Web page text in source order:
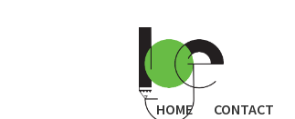
HOME CONTACT